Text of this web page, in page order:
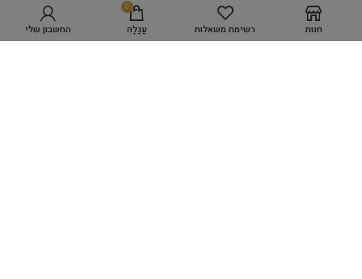
חנות רשימת משאלות
0
עֲגָלָה החשבון שלי